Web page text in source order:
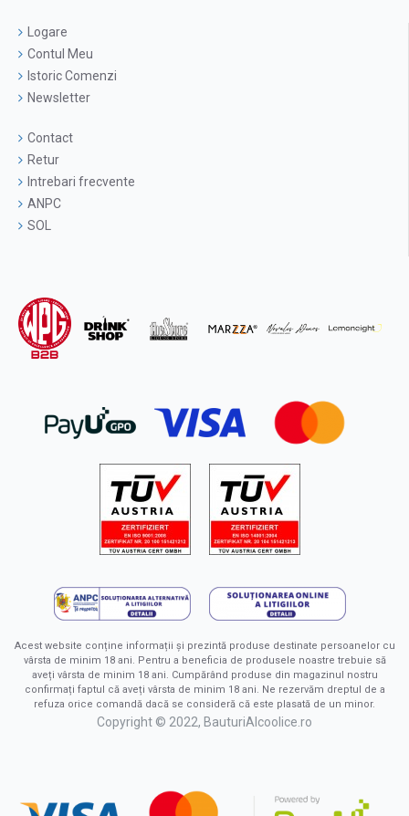
Logare
Contul Meu
Istoric Comenzi
Newsletter
Contact
Retur
Intrebari frecvente
ANPC
SOL
Acest website conține informații și prezintă produse destinate persoanelor cu
vârsta de minim 18 ani. Pentru a beneficia de produsele noastre trebuie să
aveți vârsta de minim 18 ani. Cumpărând produse din magazinul nostru
confirmați faptul că aveți vârsta de minim 18 ani. Ne rezervăm dreptul de a
refuza orice comandă dacă se consideră că este plasată de un minor.
Copyright © 2022, BauturiAlcoolice.ro